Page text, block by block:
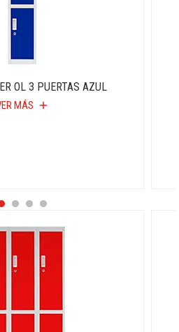
OL 3 PUERTAS AZUL
MÁS add